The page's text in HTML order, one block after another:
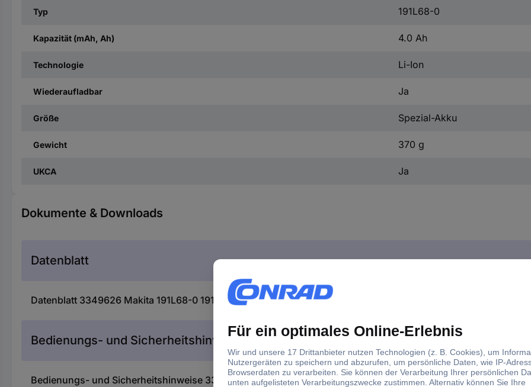
Typ 191L68-0
Kapazität (mAh, Ah) 4.0 Ah
Technologie Li-Ion
Wiederaufladbar Ja
Größe Spezial-Akku
Gewicht 370 g
UKCA Ja
Dokumente & Downloads
Datenblatt
Datenblatt 3349626 Makita 191L68-0 191L68-0 Werkzeug-Akku und Ladegerät 12 V 4.0 Ah Li-Ion
Bedienungs- und Sicherheitshinweise
Bedienungs- und Sicherheitshinweise 3349626 Makita 191L68-0 191L68-0 Werkzeug-Akku und Ladegerät 12